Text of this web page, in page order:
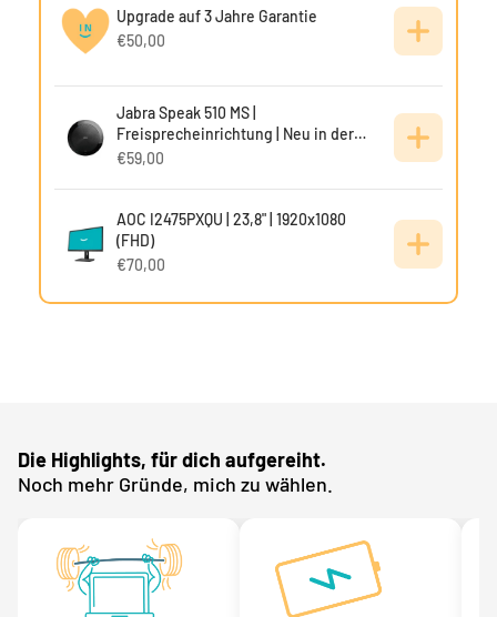
Upgrade auf 3 Jahre Garantie
€50,00
Jabra Speak 510 MS |
Freisprecheinrichtung | Neu in der
Verpackung
€59,00
AOC I2475PXQU | 23,8" | 1920x1080
(FHD)
€70,00
Die Highlights, für dich aufgereiht.
Noch mehr Gründe, mich zu wählen.